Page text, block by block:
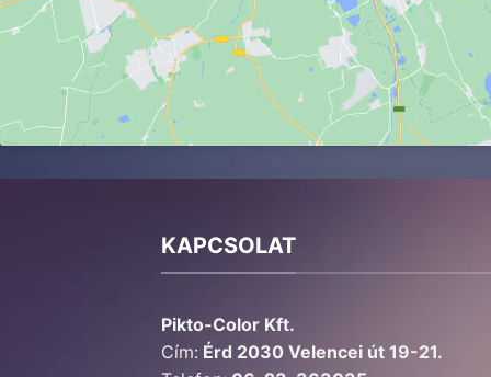
KAPCSOLAT
Pikto-Color Kft.
Cím: Érd 2030 Velencei út 19-21.